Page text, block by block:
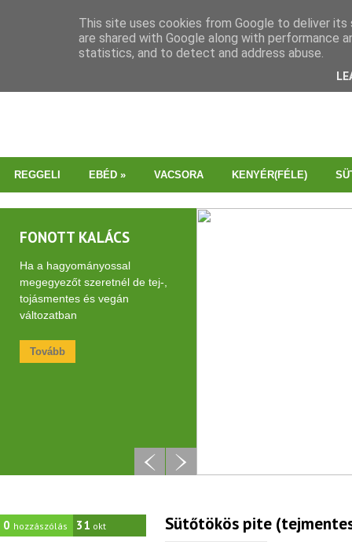
REGGELI EBÉD » VACSORA KENYÉR(FÉLE)
FONOTT KALÁCS
Ha a hagyományossal
megegyezőt szeretnél de tej-,
tojásmentes és vegán
változatban
Tovább
0 hozzászólás 31 okt Sütőtökös pite
This site uses cookies from Google to deliver
are shared with Google along with performance
statistics, and to detect and address abuse.